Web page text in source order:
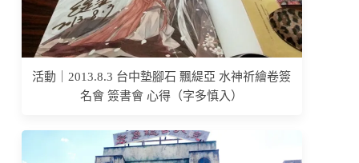
活動｜2013.8.3 台中墊腳石 飄緹亞 水神祈繪卷簽
名會 簽書會 心得（字多慎入）